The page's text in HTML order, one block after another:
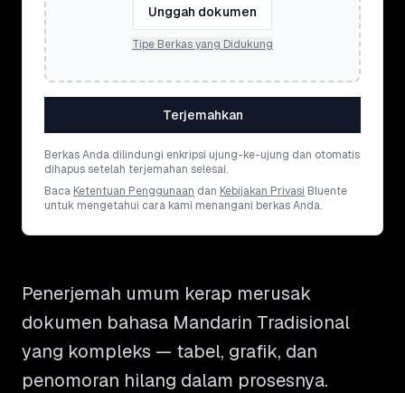
Unggah dokumen
Tipe Berkas yang Didukung
Terjemahkan
Berkas Anda dilindungi enkripsi ujung-ke-ujung dan otomatis
dihapus setelah terjemahan selesai.
Baca Ketentuan Penggunaan dan Kebijakan Privasi Bluente
untuk mengetahui cara kami menangani berkas Anda.
Penerjemah umum kerap merusak
dokumen bahasa Mandarin Tradisional
yang kompleks — tabel, grafik, dan
penomoran hilang dalam prosesnya.